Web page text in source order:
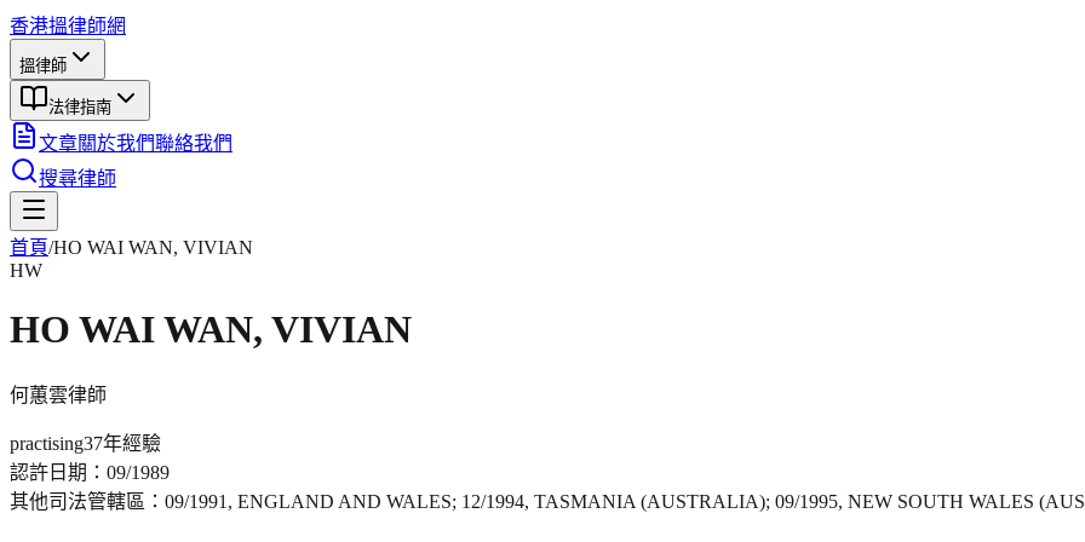
香港搵律師網
搵律師
法律指南
文章關於我們聯絡我們
搜尋律師
首頁/HO WAI WAN, VIVIAN
HW
HO WAI WAN, VIVIAN
何蕙雲律師
practising37年經驗
認許日期： 09/1989
其他司法管轄區： 09/1991, ENGLAND AND WALES; 12/1994, TASMANIA (AUSTRALIA); 09/1995, NEW SOUTH WALES